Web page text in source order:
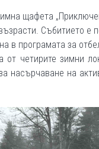
щафета
Събитието е
в програмата за
от четирите зимни
насърчаване на